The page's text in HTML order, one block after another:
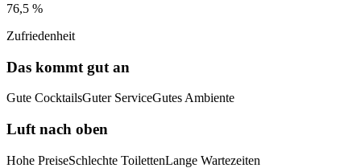
76,5 %
Zufriedenheit
Das kommt gut an
Gute CocktailsGuter ServiceGutes Ambiente
Luft nach oben
Hohe PreiseSchlechte ToilettenLange Wartezeiten